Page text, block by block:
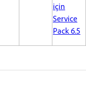
için
Service
Pack 6.5